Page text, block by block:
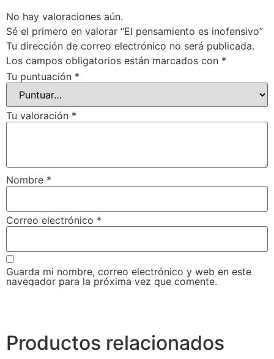
No hay valoraciones aún.
Sé el primero en valorar “El pensamiento es inofensivo”
Tu dirección de correo electrónico no será publicada.
Los campos obligatorios están marcados con *
Tu puntuación *
Tu valoración *
Nombre *
Correo electrónico *
Guarda mi nombre, correo electrónico y web en este
navegador para la próxima vez que comente.
Productos relacionados